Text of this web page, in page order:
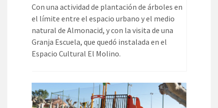
Con una actividad de plantación de árboles en
el límite entre el espacio urbano y el medio
natural de Almonacid, y con la visita de una
Granja Escuela, que quedó instalada en el
Espacio Cultural El Molino.